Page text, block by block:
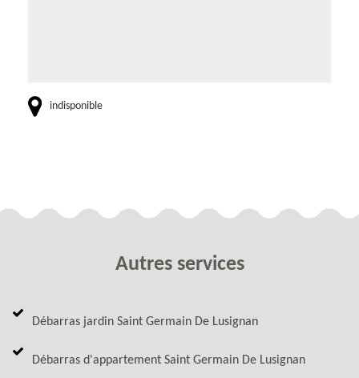
indisponible
Autres services
Débarras jardin Saint Germain De Lusignan
Débarras d'appartement Saint Germain De Lusignan